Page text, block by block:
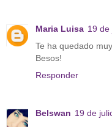
Maria Luisa 19 de
Te ha quedado
Besos!
Responder
Belswan 19 de